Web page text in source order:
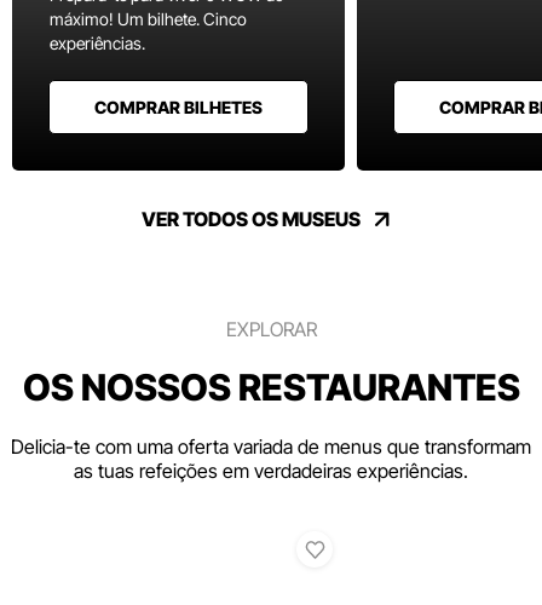
máximo! Um bilhete. Cinco
experiências.
COMPRAR BILHETES COMPRAR
VER TODOS OS MUSEUS
EXPLORAR
OS NOSSOS RESTAURANTES
Delicia-te com uma oferta variada de menus que transformam
as tuas refeições em verdadeiras experiências.